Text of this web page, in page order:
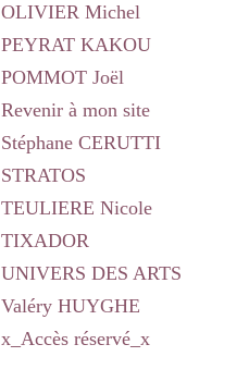
OLIVIER Michel
PEYRAT KAKOU
POMMOT Joël
Revenir à mon site
Stéphane CERUTTI
STRATOS
TEULIERE Nicole
TIXADOR
UNIVERS DES ARTS
Valéry HUYGHE
x_Accès réservé_x